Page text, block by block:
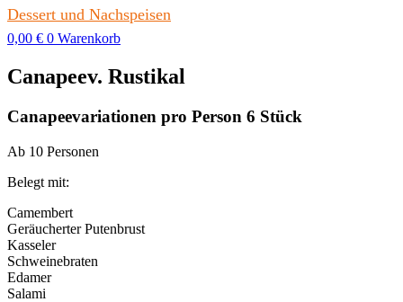
Dessert und Nachspeisen
0,00 € 0 Warenkorb
Canapeev. Rustikal
Canapeevariationen pro Person 6 Stück
Ab 10 Personen
Belegt mit:
Camembert
Geräucherter Putenbrust
Kasseler
Schweinebraten
Edamer
Salami